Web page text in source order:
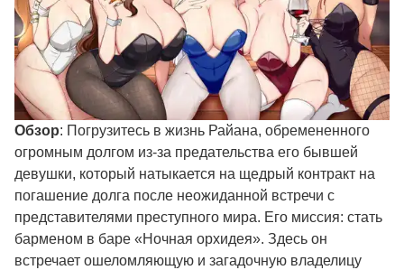
Обзор: Погрузитесь в жизнь Райана, обремененного
огромным долгом из-за предательства его бывшей
девушки, который натыкается на щедрый контракт на
погашение долга после неожиданной встречи с
представителями преступного мира. Его миссия: стать
барменом в баре «Ночная орхидея». Здесь он
встречает ошеломляющую и загадочную владелицу